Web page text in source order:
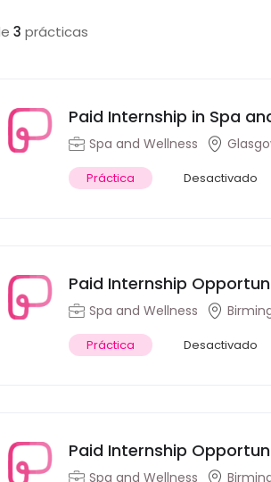
3 prácticas
Paid Internship in Spa
Spa and Wellness
Práctica Desactivado
Paid Internship
Kingdom
Spa and Wellness
Práctica Desactivado
Paid Internship
Kingdom
Spa and Wellness